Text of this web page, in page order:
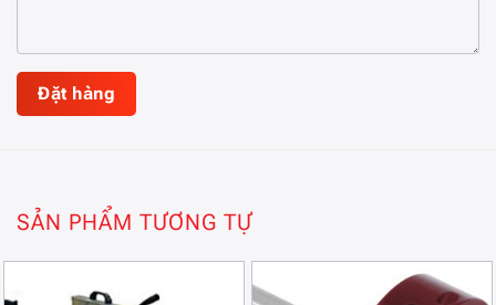
SẢN PHẨM TƯƠNG TỰ